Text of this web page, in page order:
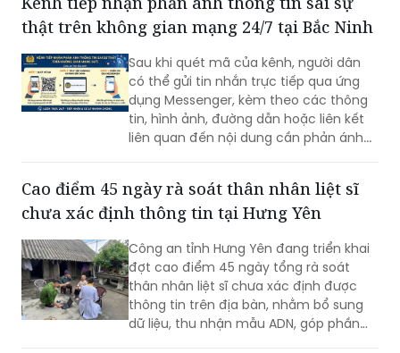
thật trên không gian mạng 24/7 tại Bắc Ninh
Sau khi quét mã của kênh, người dân
có thể gửi tin nhắn trực tiếp qua ứng
dụng Messenger, kèm theo các thông
tin, hình ảnh, đường dẫn hoặc liên kết
liên quan đến nội dung cần phản ánh...
Cao điểm 45 ngày rà soát thân nhân liệt sĩ
chưa xác định thông tin tại Hưng Yên
Công an tỉnh Hưng Yên đang triển khai
đợt cao điểm 45 ngày tổng rà soát
thân nhân liệt sĩ chưa xác định được
thông tin trên địa bàn, nhằm bổ sung
dữ liệu, thu nhận mẫu ADN, góp phần